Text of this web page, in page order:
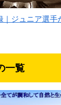
｜ジュニア選手
一覧